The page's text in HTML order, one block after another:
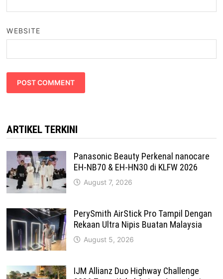
WEBSITE
ARTIKEL TERKINI
Panasonic Beauty Perkenal nanocare
EH-NB70 & EH-HN30 di KLFW 2026
August 7, 2026
PerySmith AirStick Pro Tampil Dengan
Rekaan Ultra Nipis Buatan Malaysia
August 5, 2026
IJM Allianz Duo Highway Challenge